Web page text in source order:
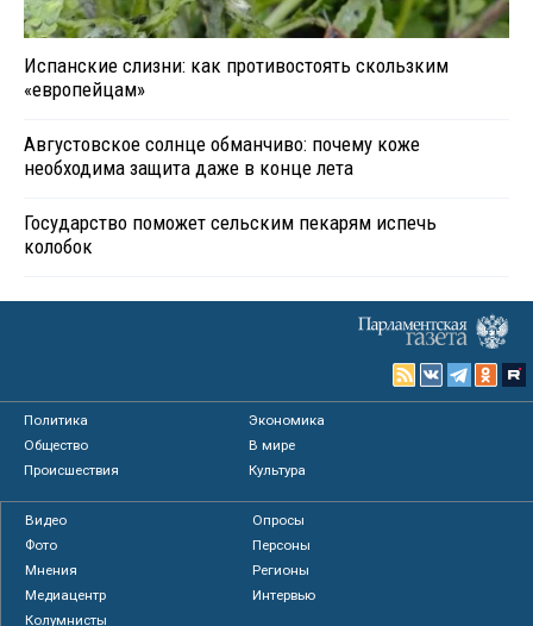
Испанские слизни: как противостоять скользким
«европейцам»
Августовское солнце обманчиво: почему коже
необходима защита даже в конце лета
Государство поможет сельским пекарям испечь
колобок
Политика
Экономика
Общество
В мире
Происшествия
Культура
Видео
Опросы
Фото
Персоны
Мнения
Регионы
Медиацентр
Интервью
Колумнисты